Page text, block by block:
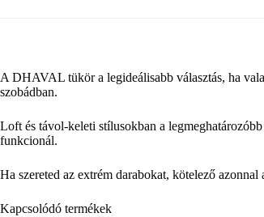
A DHAVAL tükör a legideálisabb választás, ha
szobádban.
Loft és távol-keleti stílusokban a
funkcionál.
Ha szereted az extrém darabokat, kötelező
Kapcsolódó termékek